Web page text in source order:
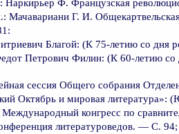
Наркирьер Ф. Французская
Мачавариани Г. И.
Благой: (К 75-летию со
Петрович Филин: (К 60-летию
сессия Общего собрания
Октябрь и мировая
конгресс по
литературоведов. — С. 94;